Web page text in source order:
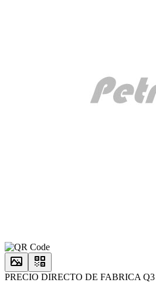
PRECIO DIRECTO DE FABRICA Q3